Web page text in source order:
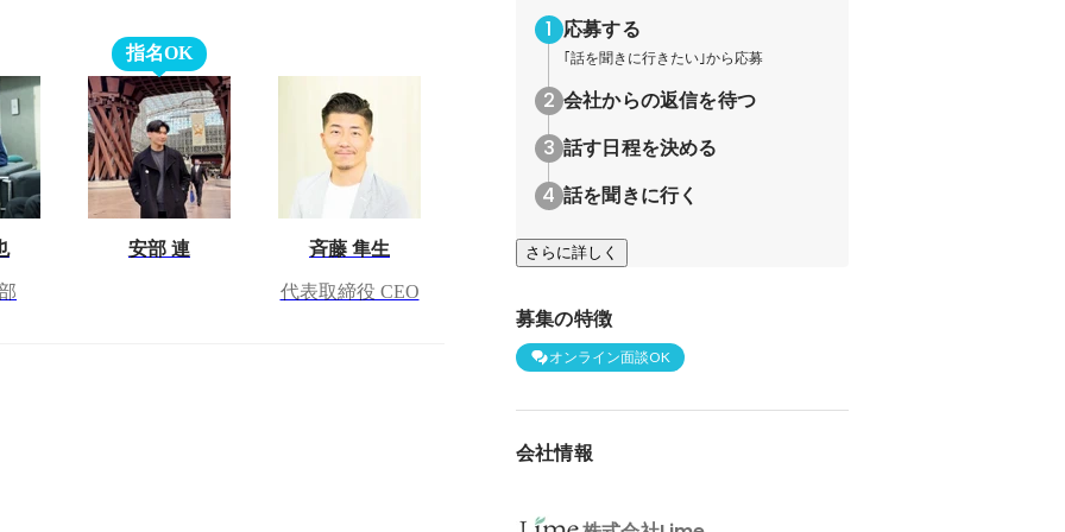
指名OK
安部 連 斉藤 隼生
代表取締役 CEO
応募する
｢話を聞きに行きたい｣から応募
会社からの返信を待つ
話す日程を決める
話を聞きに行く
さらに詳しく
募集の特徴
オンライン面談OK
会社情報